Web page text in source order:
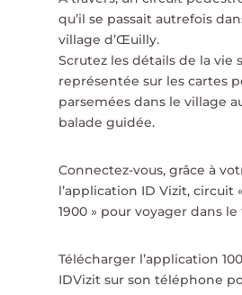
qu’il se passait autrefois
village d’Œuilly.
Scrutez les détails de la vie
représentée sur les cartes
parsemées dans le village
balade guidée.
Connectez-vous, grâce à
l’application ID Vizit, circuit
1900 » pour voyager dans
Télécharger l’application
IDVizit sur son téléphone